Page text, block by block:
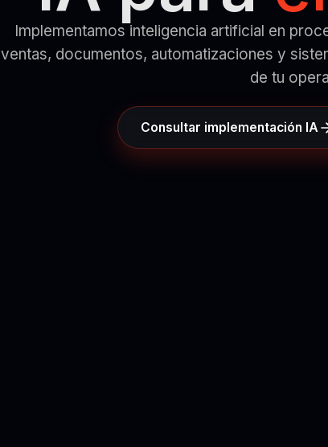
Implementamos inteligencia artificial en
ventas, documentos, automatizaciones y
de tu
Consultar implementación IA